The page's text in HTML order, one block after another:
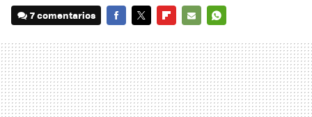
7 comentarios
MAIL